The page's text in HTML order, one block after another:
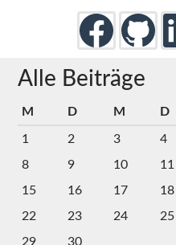
Alle Beiträge
M D M D
1 2 3 4
8
9 10 11
15
16 17 18
22
23 24 25
29
30